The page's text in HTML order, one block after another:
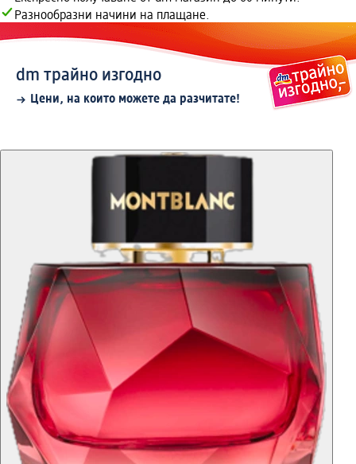
Разнообразни начини на плащане.
dm трайно изгодно
Цени, на които можете да разчитате!